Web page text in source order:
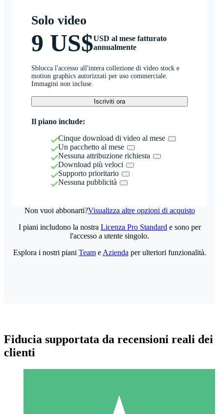
Solo video
9 US$USD al mese fatturato
annualmente
Sblocca l'accesso all'intera collezione di video stock e
motion graphics autorizzati per uso commerciale.
Immagini non incluse.
Iscriviti ora
Il piano include:
Cinque download di video al mese
Un pacchetto al mese
Nessuna attribuzione richiesta
Download più veloci
Supporto prioritario
Nessuna pubblicità
Non vuoi abbonarti?Visualizza altre opzioni di acquisto
I piani includono la nostra Licenza Pro Standard e sono per
l'accesso a utente singolo.
Esplora i nostri piani Teame Azienda per ulteriori funzionalità.
Fiducia supportata da recensioni reali dei
clienti